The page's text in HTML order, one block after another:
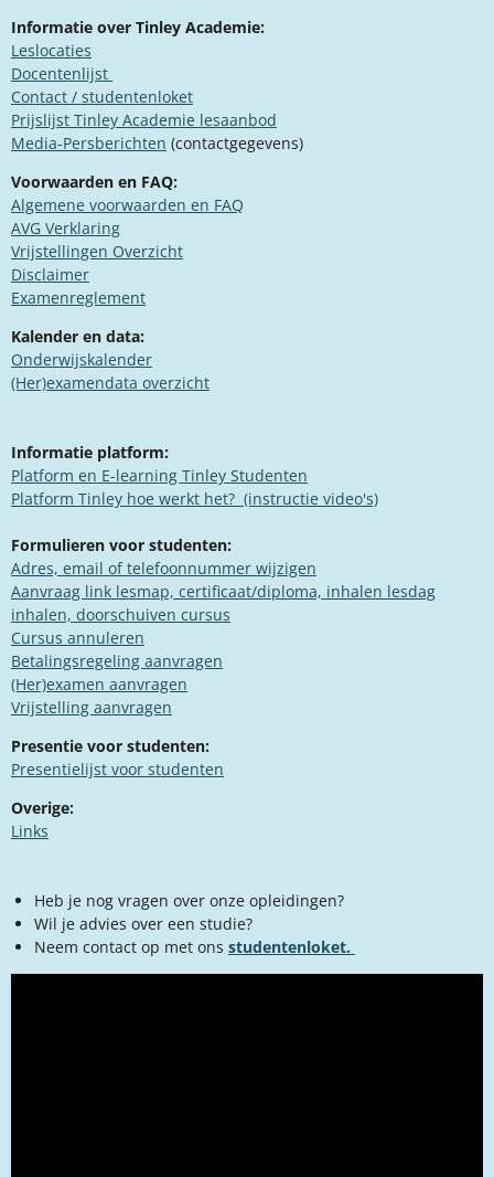
Informatie over Tinley Academie:
Leslocaties
Docentenlijst
Contact / studentenloket
Prijslijst Tinley Academie lesaanbod
Media-Persberichten (contactgegevens)
Voorwaarden en FAQ:
Algemene voorwaarden en FAQ
​AVG Verklaring
​Vrijstellingen Overzicht
Disclaimer
Examenreglement
Kalender en data:
Onderwijskalender
(Her)examendata overzicht
Informatie platform:
Platform en E-learning Tinley Studenten
​​Platform Tinley hoe werkt het? (instructie video's)
Formulieren voor studenten:
Adres, email of telefoonnummer wijzigen
Aanvraag link lesmap, certificaat/diploma, inhalen lesdag
inhalen, doorschuiven cursus
Cursus annuleren
Betalingsregeling aanvragen
(Her)examen aanvragen​
Vrijstelling aanvragen
Presentie voor studenten:
Presentielijst voor studenten
Overige:
Links​
Heb je nog vragen over onze opleidingen?
Wil je advies over een studie?
Neem contact op met ons studentenloket.